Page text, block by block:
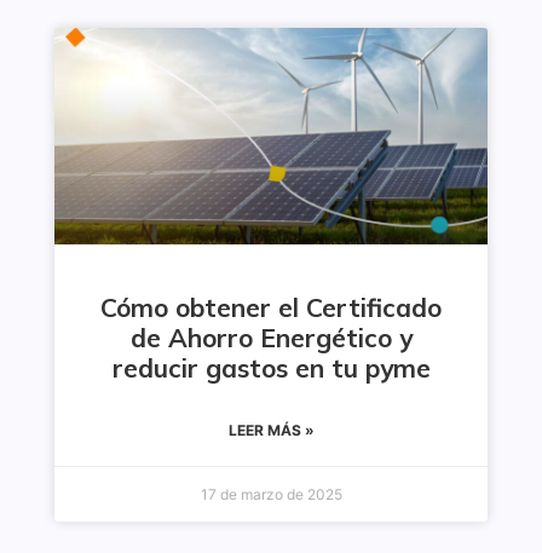
Cómo obtener el Certificado
de Ahorro Energético y
reducir gastos en tu pyme
LEER MÁS »
17 de marzo de 2025